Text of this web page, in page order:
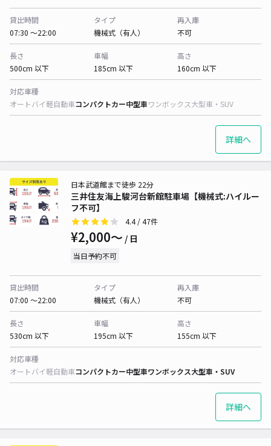
貸出時間
07:30 〜22:00
タイプ
機械式（有人）
再入庫
不可
長さ
500cm 以下
車幅
185cm 以下
高さ
160cm 以下
対応車種
オートバイ軽自動車コンパクトカー中型車ワンボックス大型車・SUV
詳細へ
三井住友海上駿河台新館駐車場【機械式:ハイルー
フ不可】
日本武道館まで徒歩 22分
4.4/ 47件
¥2,000〜 / 日
当日予約不可
貸出時間
07:00 〜22:00
タイプ
機械式（有人）
再入庫
不可
長さ
530cm 以下
車幅
195cm 以下
高さ
155cm 以下
対応車種
オートバイ軽自動車コンパクトカー中型車ワンボックス大型車・SUV
詳細へ